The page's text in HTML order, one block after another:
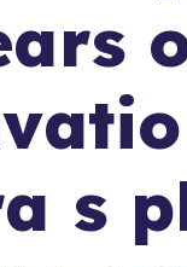
s